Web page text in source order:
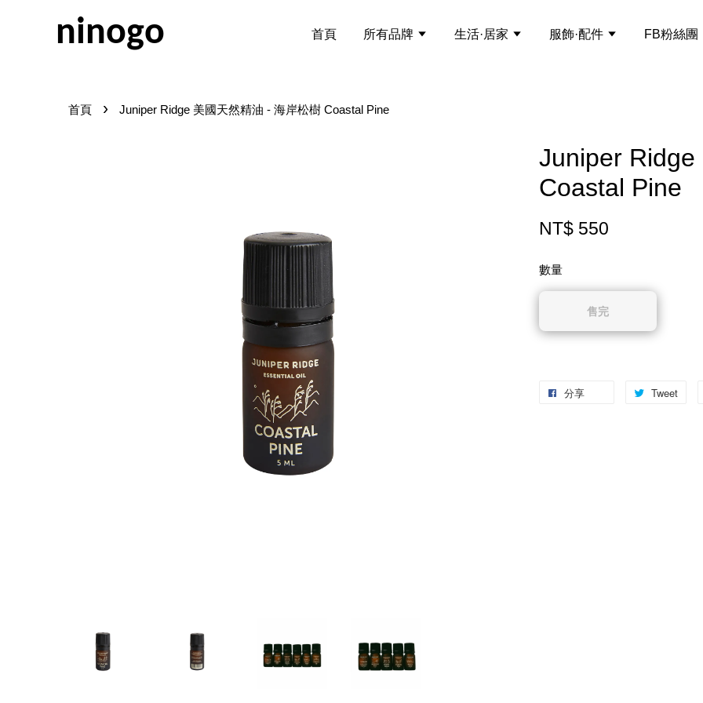
ninogo 首頁 所有品牌 生活·居家 服飾·配件 FB粉絲團
首頁 › Juniper Ridge 美國天然精油 - 海岸松樹 Coastal Pine
Juniper Ridge
Coastal Pine
NT$ 550
數量
售完
分享 Tweet